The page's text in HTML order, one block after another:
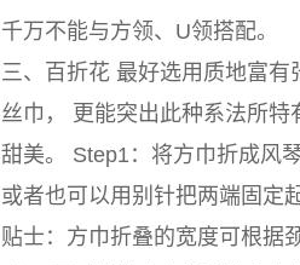
千万不能与方领、U领搭配。
三、百折花 最好选用质地富
丝巾， 更能突出此种系法所
甜美。 Step1：将方巾折成风
或者也可以用别针把两端固定
贴士：方巾折叠的宽度可根据